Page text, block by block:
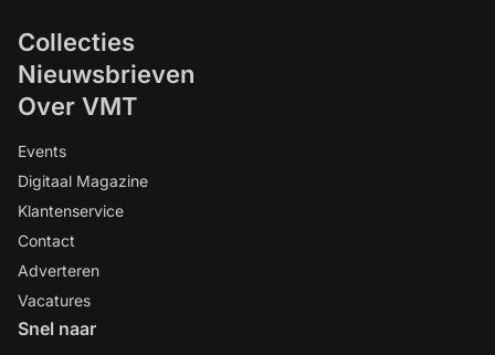
Collecties
Nieuwsbrieven
Over VMT
Events
Digitaal Magazine
Klantenservice
Contact
Adverteren
Vacatures
Snel naar